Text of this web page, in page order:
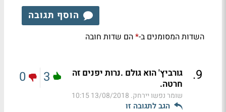
הוסף תגובה
השדות המסומנים ב-*הם שדות חובה
9
.
גורביץ' הוא גולם .נרות יפנים זה
חרטה.
שומר נפשו יירחק. 13/08/2018 10:15
הגב לתגובה זו
3
0